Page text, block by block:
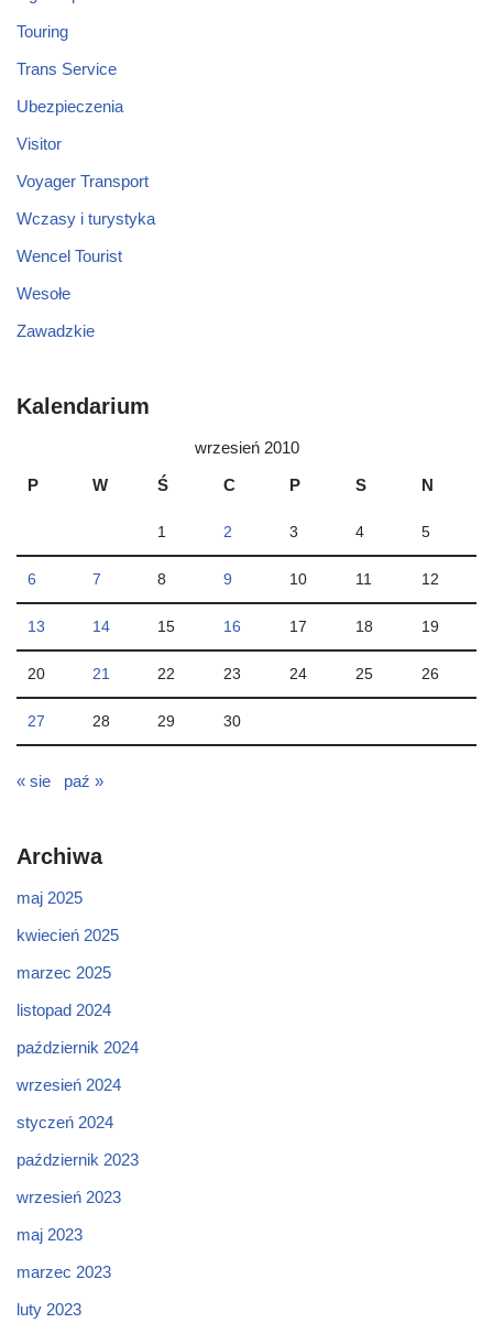
Touring
Trans Service
Ubezpieczenia
Visitor
Voyager Transport
Wczasy i turystyka
Wencel Tourist
Wesołe
Zawadzkie
Kalendarium
wrzesień 2010
P
W Ś C P S N
1 2 3 4 5
6 7 8 9 10 11 12
13 14 15 16 17 18 19
20 21 22 23 24 25 26
27 28 29 30
« sie paź »
Archiwa
maj 2025
kwiecień 2025
marzec 2025
listopad 2024
październik 2024
wrzesień 2024
styczeń 2024
październik 2023
wrzesień 2023
maj 2023
marzec 2023
luty 2023